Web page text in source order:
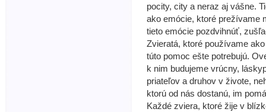
pocity, city a neraz aj vášne.
ako emócie, ktoré prežívame
tieto emócie pozdvihnúť,
Zvieratá, ktoré používame
túto pomoc ešte potrebujú.
k nim budujeme vrúcny,
priateľov a druhov v živote,
ktorú od nás dostanú, im
Každé zviera, ktoré žije v